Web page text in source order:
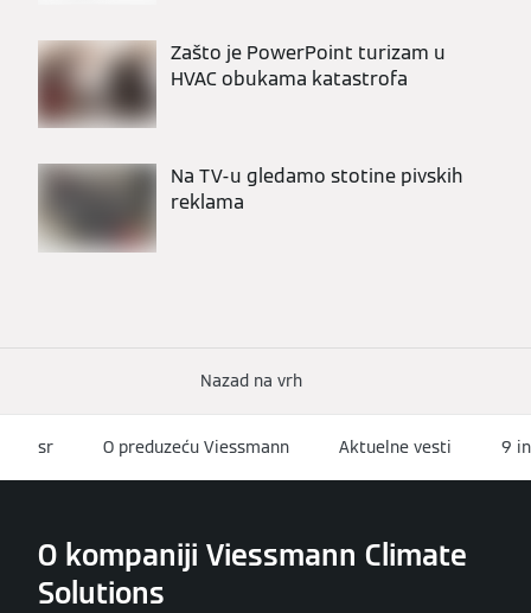
Zašto je PowerPoint turizam u
HVAC obukama katastrofa
Na TV-u gledamo stotine pivskih
reklama
Nazad na vrh
sr O preduzeću Viessmann Aktuelne vesti 9
O kompaniji Viessmann Climate
Solutions